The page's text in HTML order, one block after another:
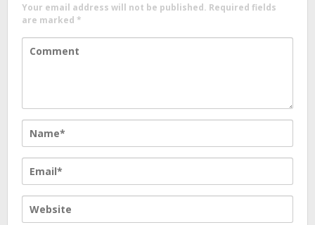
Your email address will not be published. Required fields
are marked *